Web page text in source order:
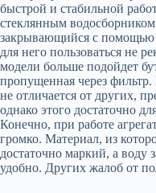
быстрой и стабильной
стеклянным
закрывающийся с
для него пользоваться не
модели больше подойдет
пропущенная через
не отличается от других,
однако этого достаточно
Конечно, при работе
громко. Материал, из
достаточно маркий, а воду
удобно. Других жалоб от